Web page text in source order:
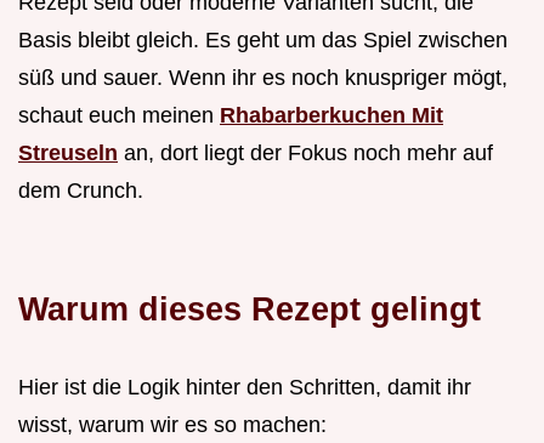
Basis bleibt gleich. Es geht um das Spiel zwischen
süß und sauer. Wenn ihr es noch knuspriger mögt,
schaut euch meinen Rhabarberkuchen Mit
Streuseln an, dort liegt der Fokus noch mehr auf
dem Crunch.
Warum dieses Rezept gelingt
Hier ist die Logik hinter den Schritten, damit ihr
wisst, warum wir es so machen: